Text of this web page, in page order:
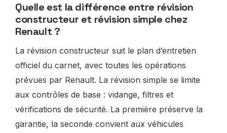
Quelle est la différence entre révision
constructeur et révision simple chez
Renault ?
La révision constructeur suit le plan d’entretien
officiel du carnet, avec toutes les opérations
prévues par Renault. La révision simple se limite
aux contrôles de base : vidange, filtres et
vérifications de sécurité. La première préserve la
garantie, la seconde convient aux véhicules